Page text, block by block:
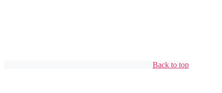
Back to top